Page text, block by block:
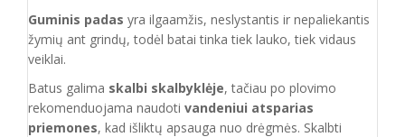
Guminis padas yra ilgaamžis, neslystantis ir nepaliekantis
žymių ant grindų, todėl batai tinka tiek lauko, tiek vidaus
veiklai.
Batus galima skalbi skalbyklėje, tačiau po plovimo
rekomenduojama naudoti vandeniui atsparias
priemones, kad išliktų apsauga nuo drėgmės. Skalbti